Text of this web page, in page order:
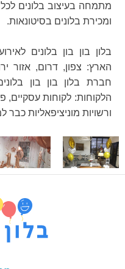
מתמחה בעיצוב בלונים
ומכירת בלונים בסיטונאות.
בלון בון בון בלונים
הארץ: צפון, דרום, אזור
חברת בלון בון בון
הלקוחות: לקוחות עסקיים,
ורשויות מוניציפאליות כבר